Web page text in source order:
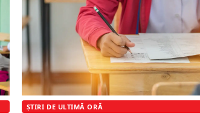
ȘTIRI DE ULTIMĂ ORĂ